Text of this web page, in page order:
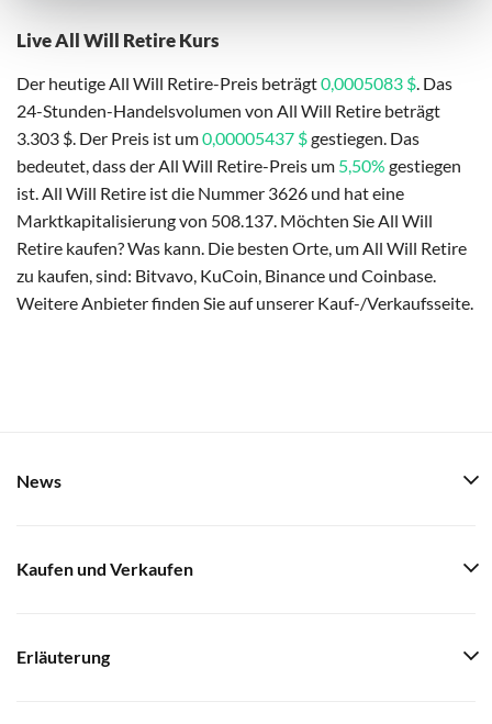
Live All Will Retire Kurs
Der heutige All Will Retire-Preis beträgt0,0005083 $. Das
24-Stunden-Handelsvolumen von All Will Retire beträgt
3.303 $. Der Preis ist um0,00005437 $gestiegen. Das
bedeutet, dass der All Will Retire-Preis um 5,50% gestiegen
ist. All Will Retire ist die Nummer 3626 und hat eine
Marktkapitalisierung von 508.137. Möchten Sie All Will
Retire kaufen? Was kann. Die besten Orte, um All Will Retire
zu kaufen, sind: Bitvavo, KuCoin, Binance und Coinbase.
Weitere Anbieter finden Sie auf unserer Kauf-/Verkaufsseite.
News
Kaufen und Verkaufen
Erläuterung